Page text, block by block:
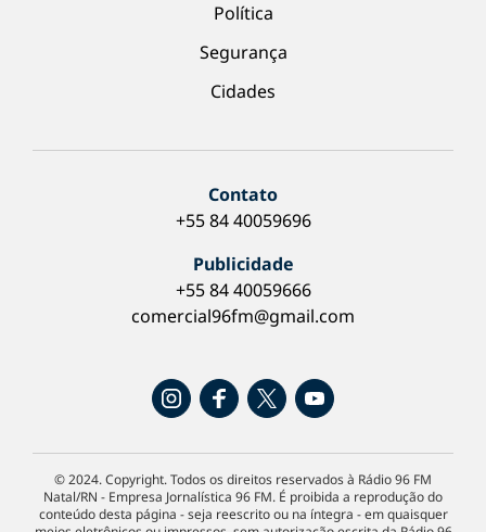
Política
Segurança
Cidades
Contato
+55 84 40059696
Publicidade
+55 84 40059666
comercial96fm@gmail.com
© 2024. Copyright. Todos os direitos reservados à Rádio 96 FM
Natal/RN - Empresa Jornalística 96 FM. É proibida a reprodução do
conteúdo desta página - seja reescrito ou na íntegra - em quaisquer